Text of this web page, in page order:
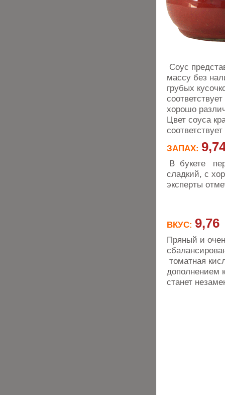
Cоус
массу без
грубых
хорошо
Цвет соуса
ЗАПАХ:
В букете
сладкий, с
эксперты
ВКУС: 9,76
Пряный и
томатная
дополнением
станет